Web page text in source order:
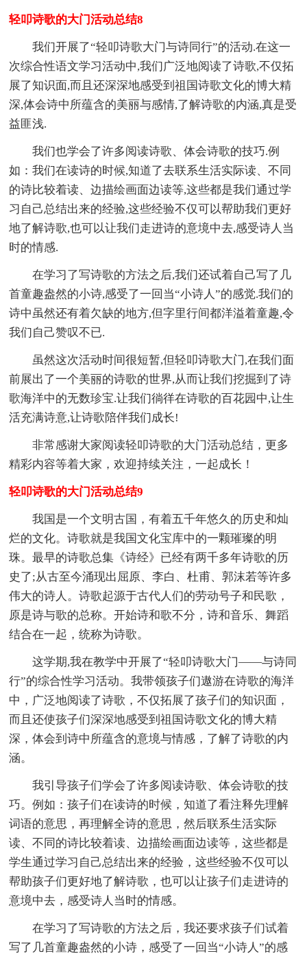
轻叩诗歌的大门活动总结8
我们开展了“轻叩诗歌大门与诗同行”的活动.在这一
次综合性语文学习活动中,我们广泛地阅读了诗歌,不仅拓
展了知识面,而且还深深地感受到祖国诗歌文化的博大精
深,体会诗中所蕴含的美丽与感情,了解诗歌的内涵,真是受
益匪浅.
我们也学会了许多阅读诗歌、体会诗歌的技巧.例
如：我们在读诗的时候,知道了去联系生活实际读、不同
的诗比较着读、边描绘画面边读等,这些都是我们通过学
习自己总结出来的经验,这些经验不仅可以帮助我们更好
地了解诗歌,也可以让我们走进诗的意境中去,感受诗人当
时的情感.
在学习了写诗歌的方法之后,我们还试着自己写了几
首童趣盎然的小诗,感受了一回当“小诗人”的感觉.我们的
诗中虽然还有着欠缺的地方,但字里行间都洋溢着童趣,令
我们自己赞叹不已.
虽然这次活动时间很短暂,但轻叩诗歌大门,在我们面
前展出了一个美丽的诗歌的世界,从而让我们挖掘到了诗
歌海洋中的无数珍宝.让我们徜徉在诗歌的百花园中,让生
活充满诗意,让诗歌陪伴我们成长!
非常感谢大家阅读轻叩诗歌的大门活动总结，更多
精彩内容等着大家，欢迎持续关注，一起成长！
轻叩诗歌的大门活动总结9
我国是一个文明古国，有着五千年悠久的历史和灿
烂的文化。诗歌就是我国文化宝库中的一颗璀璨的明
珠。最早的诗歌总集《诗经》已经有两千多年诗歌的历
史了;从古至今涌现出屈原、李白、杜甫、郭沫若等许多
伟大的诗人。诗歌起源于古代人们的劳动号子和民歌，
原是诗与歌的总称。开始诗和歌不分，诗和音乐、舞蹈
结合在一起，统称为诗歌。
这学期,我在教学中开展了“轻叩诗歌大门――与诗同
行”的综合性学习活动。我带领孩子们遨游在诗歌的海洋
中，广泛地阅读了诗歌，不仅拓展了孩子们的知识面，
而且还使孩子们深深地感受到祖国诗歌文化的博大精
深，体会到诗中所蕴含的意境与情感，了解了诗歌的内
涵。
我引导孩子们学会了许多阅读诗歌、体会诗歌的技
巧。例如：孩子们在读诗的时候，知道了看注释先理解
词语的意思，再理解全诗的意思，然后联系生活实际
读、不同的诗比较着读、边描绘画面边读等，这些都是
学生通过学习自己总结出来的经验，这些经验不仅可以
帮助孩子们更好地了解诗歌，也可以让孩子们走进诗的
意境中去，感受诗人当时的情感。
在学习了写诗歌的方法之后，我还要求孩子们试着
写了几首童趣盎然的小诗，感受了一回当“小诗人”的感